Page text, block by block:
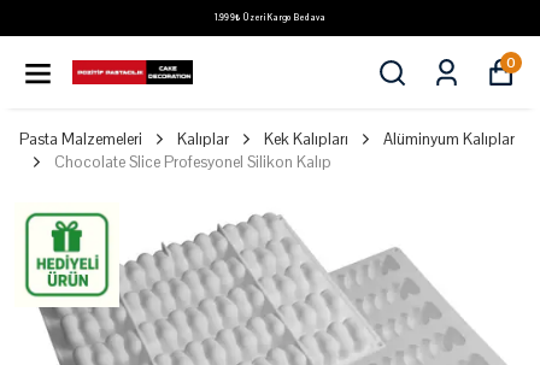
1.999₺ Üzeri Kargo Bedava
0
Pasta Malzemeleri Kalıplar Kek Kalıpları
Alüminyum Kalıplar
Chocolate Slice Profesyonel Silikon Kalıp